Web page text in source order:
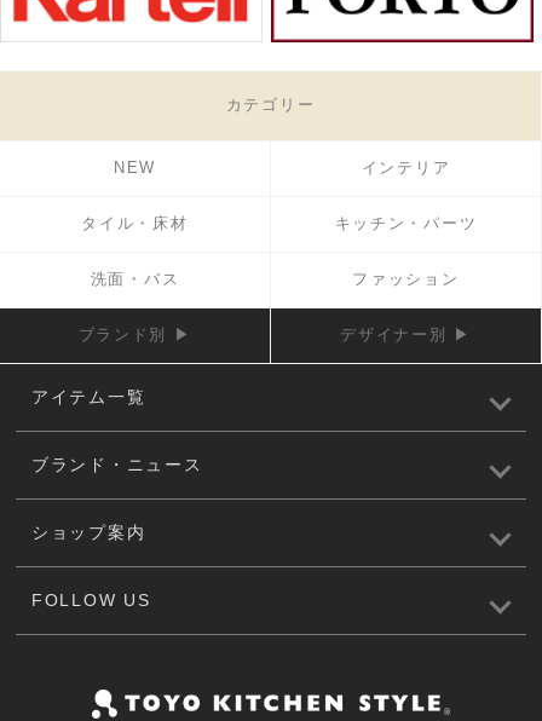
カテゴリー
NEW インテリア
タイル・床材 キッチン・パーツ
洗面・バス ファッション
ブランド別 ▶ デザイナー別 ▶
アイテム一覧
ブランド・ニュース
ショップ案内
FOLLOW US